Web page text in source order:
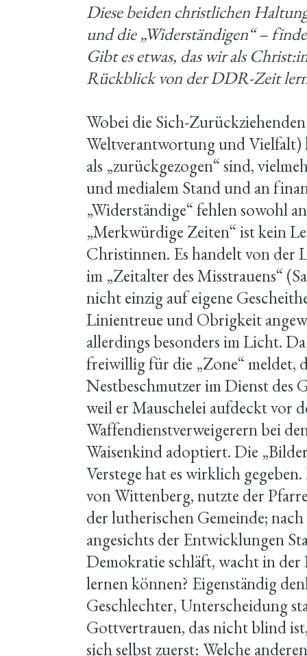
Diese beiden christlichen
und die „Widerständigen“ –
Gibt es etwas, das wir als
Rückblick von der DDR-Zeit
Wobei die Sich-
Weltverantwortung und Vielfalt)
als „zurückgezogen“ sind,
und medialem Stand und an
„Widerständige“ fehlen sowohl
„Merkwürdige Zeiten“ ist kein
Christinnen. Es handelt von der
im „Zeitalter des Misstrauens“
nicht einzig auf eigene
Linientreue und Obrigkeit
allerdings besonders im Licht.
freiwillig für die „Zone“ meldet,
Nestbeschmutzer im Dienst des
weil er Mauschelei aufdeckt vor
Waffendienstverweigerern bei
Waisenkind adoptiert. Die
Verstege hat es wirklich
von Wittenberg, nutzte der
der lutherischen Gemeinde;
angesichts der Entwicklungen
Demokratie schläft, wacht in
lernen können? Eigenständig
Geschlechter, Unterscheidung
Gottvertrauen, das nicht blind
sich selbst zuerst: Welche